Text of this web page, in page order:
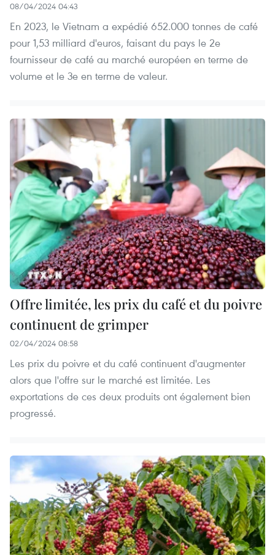
08/04/2024 04:43
En 2023, le Vietnam a expédié 652.000 tonnes de café
pour 1,53 milliard d'euros, faisant du pays le 2e
fournisseur de café au marché européen en terme de
volume et le 3e en terme de valeur.
Offre limitée, les prix du café et du poivre
continuent de grimper
02/04/2024 08:58
Les prix du poivre et du café continuent d'augmenter
alors que l'offre sur le marché est limitée. Les
exportations de ces deux produits ont également bien
progressé.